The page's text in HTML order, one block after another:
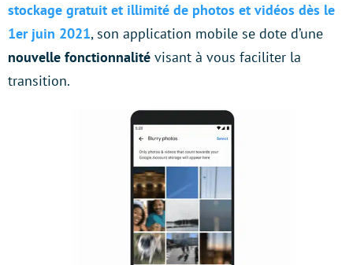
stockage gratuit et illimité de photos et vidéos dès le
1er juin 2021, son application mobile se dote d’une
nouvelle fonctionnalité visant à vous faciliter la
transition.